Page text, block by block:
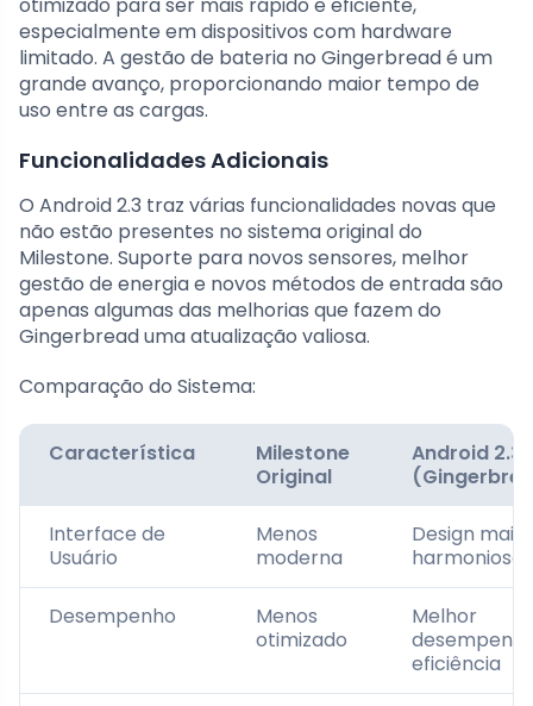
especialmente em dispositivos com hardware
limitado. A gestão de bateria no Gingerbread é um
grande avanço, proporcionando maior tempo de
uso entre as cargas.
Funcionalidades Adicionais
O Android 2.3 traz várias funcionalidades novas que
não estão presentes no sistema original do
Milestone. Suporte para novos sensores, melhor
gestão de energia e novos métodos de entrada são
apenas algumas das melhorias que fazem do
Gingerbread uma atualização valiosa.
Comparação do Sistema:
Característica
Milestone
Original
Android 2.3
Interface de
Usuário
Menos
moderna
Design mais
harmonioso
Desempenho
Menos
otimizado
Melhor
eficiência